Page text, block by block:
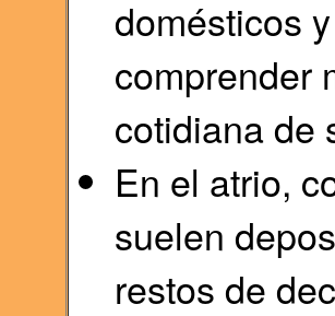
domésticos
comprender
cotidiana de
En el atrio,
suelen
restos de